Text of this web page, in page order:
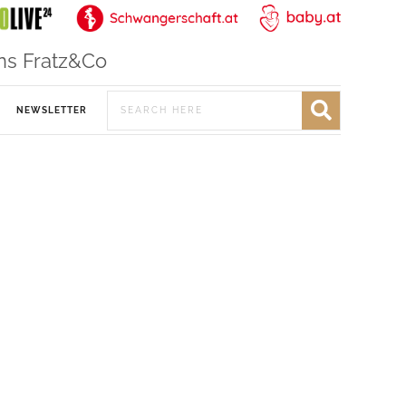
Fratz&Co
NEWSLETTER